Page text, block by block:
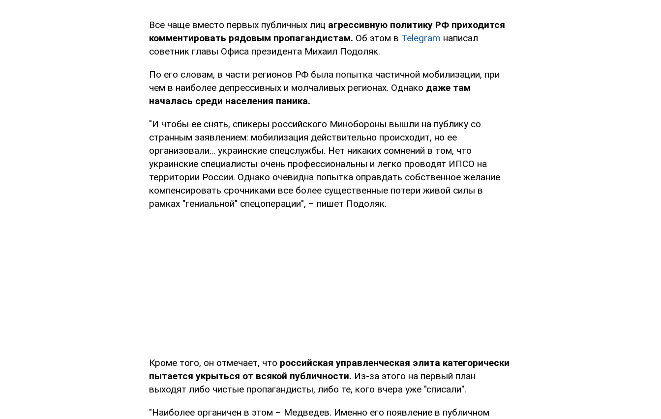
Все чаще вместо первых публичных лиц агрессивную политику РФ приходится
комментировать рядовым пропагандистам. Об этом в Telegram написал
советник главы Офиса президента Михаил Подоляк.
По его словам, в части регионов РФ была попытка частичной мобилизации, при
чем в наиболее депрессивных и молчаливых регионах. Однако даже там
началась среди населения паника.
"И чтобы ее снять, спикеры российского Минобороны вышли на публику со
странным заявлением: мобилизация действительно происходит, но ее
организовали... украинские спецслужбы. Нет никаких сомнений в том, что
украинские специалисты очень профессиональны и легко проводят ИПСО на
территории России. Однако очевидна попытка оправдать собственное желание
компенсировать срочниками все более существенные потери живой силы в
рамках "гениальной" спецоперации", – пишет Подоляк.
Кроме того, он отмечает, что российская управленческая элита категорически
пытается укрыться от всякой публичности. Из-за этого на первый план
выходят либо чистые пропагандисты, либо те, кого вчера уже "списали".
"Наиболее органичен в этом – Медведев. Именно его появление в публичном